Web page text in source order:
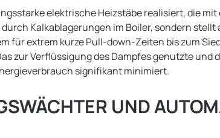
elektrische Heizstäbe realisiert, die
Kalkablagerungen im Boiler, sondern
für extrem kurze Pull-down-Zeiten bis zum
zur Verflüssigung des Dampfes genutzte
signifikant minimiert.
UND